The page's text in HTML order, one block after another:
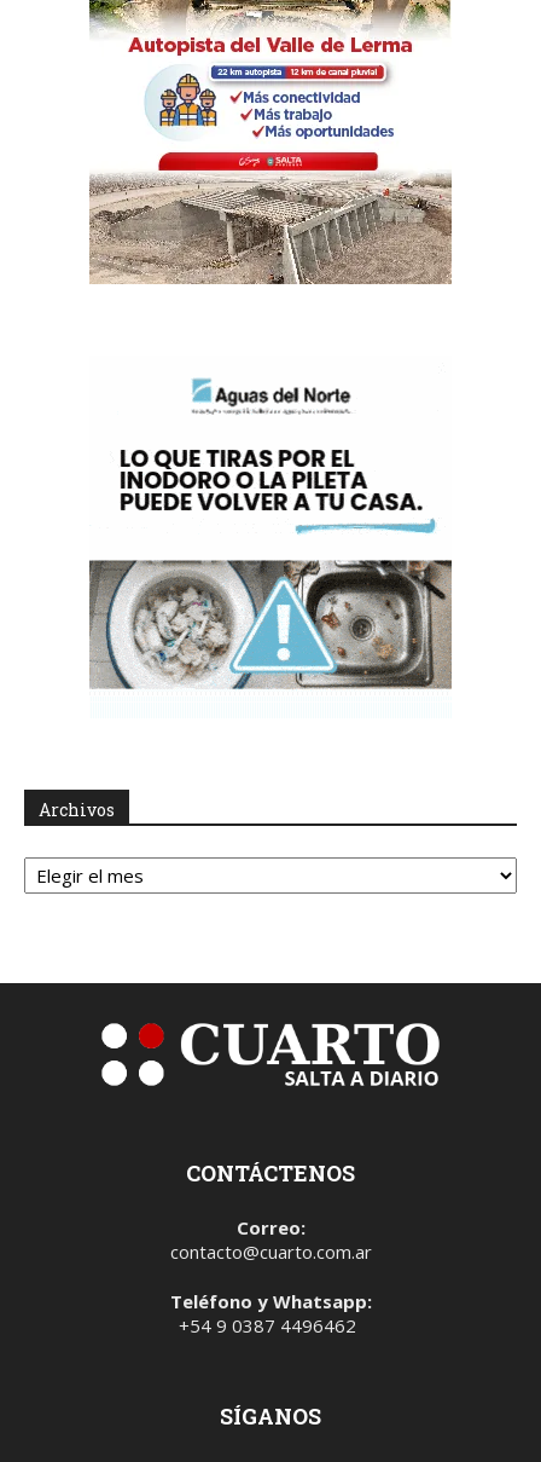
Archivos
Archivos
CONTÁCTENOS
Correo:
contacto@cuarto.com.ar
Teléfono y Whatsapp:
+54 9 0387 4496462
SÍGANOS